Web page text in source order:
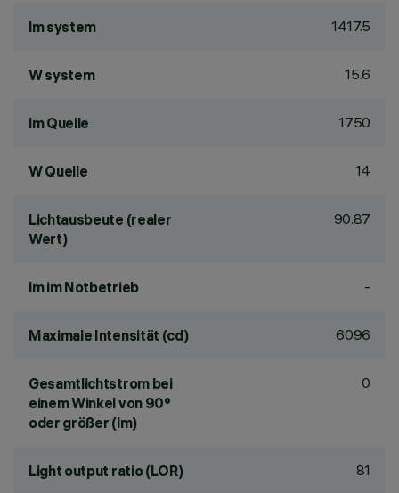
lm system 1417.5
W system 15.6
lm Quelle 1750
W Quelle 14
Lichtausbeute (realer
Wert)
90.87
lm im Notbetrieb -
Maximale Intensität (cd) 6096
Gesamtlichtstrom bei
einem Winkel von 90°
oder größer (lm)
0
Light output ratio (LOR) 81